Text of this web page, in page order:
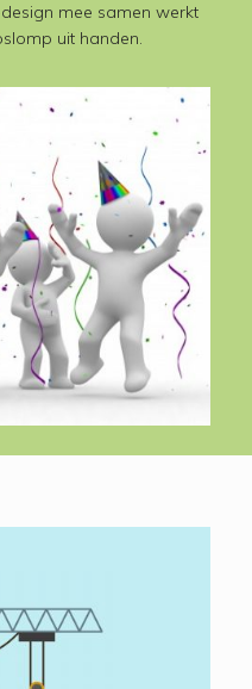
mee samen werkt
uit handen.